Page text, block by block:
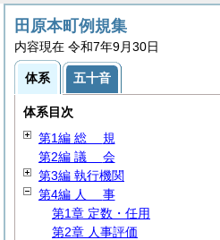
田原本町例規集
内容現在 令和7年9月30日
体系 五十音
体系目次
第1編 総 規
第2編 議 会
第3編 執行機関
第4編 人 事
第1章 定数・任用
第2章 人事評価